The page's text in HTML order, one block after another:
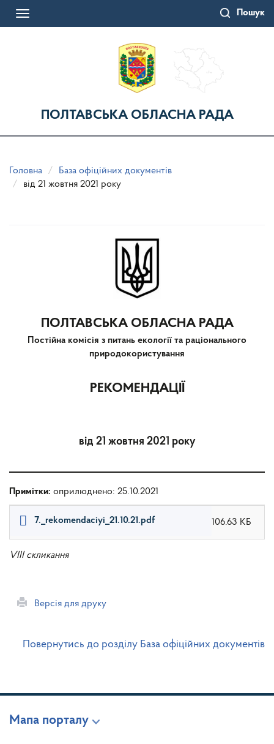
Пошук
Toggle
ПОЛТАВСЬКА ОБЛАСНА РАДА
Головна
База офіційних документів
від 21 жовтня 2021 року
ПОЛТАВСЬКА ОБЛАСНА РАДА
Постійна комісія з питань екології та раціонального
природокористування
РЕКОМЕНДАЦІЇ
від 21 жовтня 2021 року
Примітки: оприлюднено: 25.10.2021
7._rekomendaciyi_21.10.21.pdf 106.63 КБ
VIII скликання
Версія для друку
Повернутись до розділу База офіційних документів
Мапа порталу